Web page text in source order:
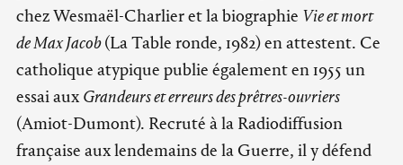
chez Wesmaël-Charlier et la biographie Vie et mort
de Max Jacob(La Table ronde, 1982) en attestent. Ce
catholique atypique publie également en 1955 un
essai aux Grandeurs et erreurs des prêtres-ouvriers
(Amiot-Dumont). Recruté à la Radiodiffusion
française aux lendemains de la Guerre, il y défend